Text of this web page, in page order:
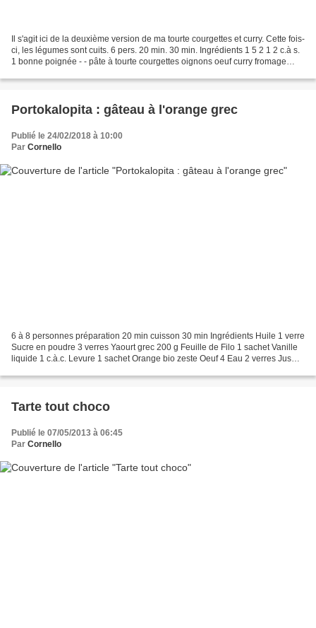
Il s'agit ici de la deuxième version de ma tourte courgettes et curry. Cette fois-
ci, les légumes sont cuits. 6 pers. 20 min. 30 min. Ingrédients 1 5 2 1 2 c.à s.
1 bonne poignée - - pâte à tourte courgettes oignons oeuf curry fromage
Portokalopita : gâteau à l'orange grec
Publié le 24/02/2018 à 10:00
Par Cornello
6 à 8 personnes préparation 20 min cuisson 30 min Ingrédients Huile 1 verre
Sucre en poudre 3 verres Yaourt grec 200 g Feuille de Filo 1 sachet Vanille
liquide 1 c.à.c. Levure 1 sachet Orange bio zeste Oeuf 4 Eau 2 verres Jus
Tarte tout choco
Publié le 07/05/2013 à 06:45
Par Cornello